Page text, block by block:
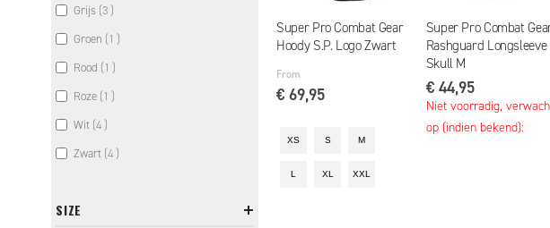
Super Pro Combat Gear
Hoody S.P. Logo Zwart
From
€ 69,95
XS S M
L XL XXL
Super Pro Combat
Rashguard Longsleeve
Skull M
€ 44,95
Niet voorradig,
op (indien bekend):
Grijs 3items
Groen 1 item
Rood 1 item
Roze 1 item
Wit 4items
Zwart 4items
SIZE